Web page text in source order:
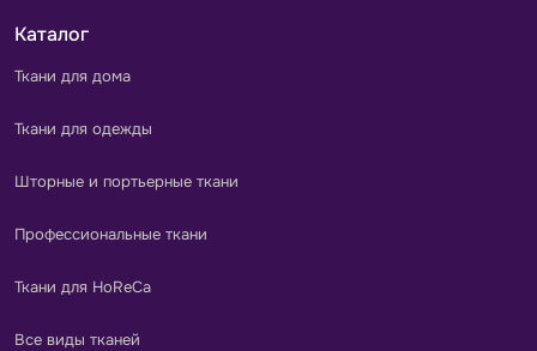
Каталог
Ткани для дома
Ткани для одежды
Шторные и портьерные ткани
Профессиональные ткани
Ткани для HoReCa
Все виды тканей